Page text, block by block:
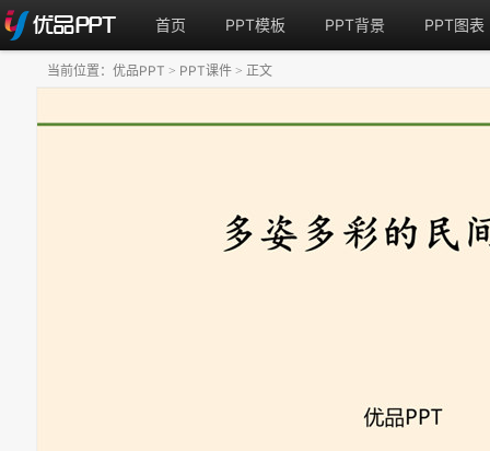
首页 PPT模板 PPT背景 PPT图表
当前位置： 优品PPT > PPT课件 > 正文